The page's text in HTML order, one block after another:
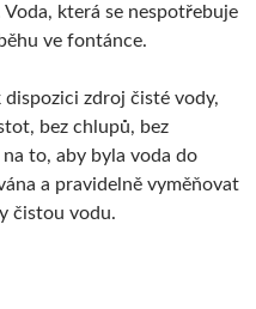
která se nespotřebuje
ve fontánce.
dispozici zdroj čisté vody,
bez chlupů, bez
to, aby byla voda do
a pravidelně vyměňovat
čistou vodu.